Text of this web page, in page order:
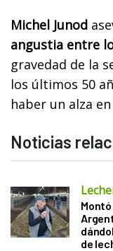
Michel Junod
angustia entre
gravedad de la
los últimos 50
haber un alza
Noticias
de